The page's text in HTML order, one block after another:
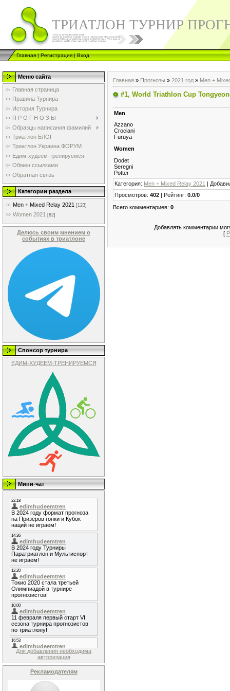
ТРИАТЛОН ТУРНИР
Главная|Регистрация|Вход
Меню сайта
Главная страница
Правила Турнира
История Турнира
П Р О Г Н О З Ы
Образцы написания фамилий
Триатлон БЛОГ
Триатлон Украина ФОРУМ
Едим-худеем-тренируемся
Обмен ссылками
Обратная связь
Категории раздела
Men + Mixed Relay 2021 [123]
Women 2021 [82]
Делюсь своим мнением о
событиях в триатлоне
Спонсор турнира
ЕДИМ-ХУДЕЕМ-ТРЕНИРУЕМСЯ
Мини-чат
Для добавления необходима
авторизация
Рекламодателям
Главная » Прогнозы » 2021 год » Men +
#1, World Triathlon Cup
Men
Azzano
Crociani
Furuya
Women
Dodet
Seregni
Potter
Категория: Men + Mixed Relay 2021 |
Просмотров: 402 | Рейтинг: 0.0/0
Всего комментариев: 0
Добавлять комментарии
[